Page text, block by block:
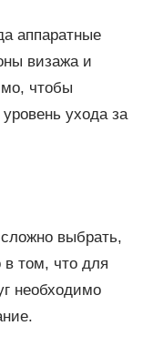
аппаратные
визажа и
чтобы
ухода за
сложно выбрать,
в том, что для
необходимо